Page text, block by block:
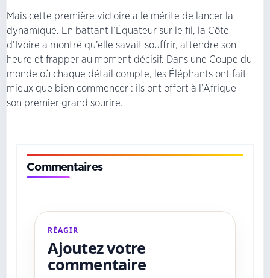
Mais cette première victoire a le mérite de lancer la
dynamique. En battant l’Équateur sur le fil, la Côte
d’Ivoire a montré qu’elle savait souffrir, attendre son
heure et frapper au moment décisif. Dans une Coupe du
monde où chaque détail compte, les Éléphants ont fait
mieux que bien commencer : ils ont offert à l’Afrique
son premier grand sourire.
Commentaires
RÉAGIR
Ajoutez votre
commentaire